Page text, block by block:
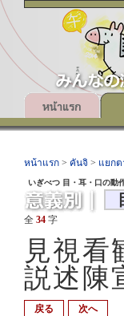
หน้าแรก > คันจิ > แยก
いぎべつ 目・耳・口の動
全 34 字
見視看
説述陳
戻る 次へ